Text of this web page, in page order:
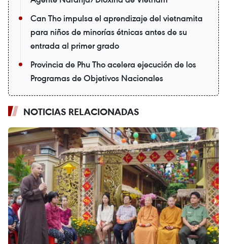
Can Tho impulsa el aprendizaje del vietnamita
para niños de minorías étnicas antes de su
entrada al primer grado
Provincia de Phu Tho acelera ejecución de los
Programas de Objetivos Nacionales
NOTICIAS RELACIONADAS